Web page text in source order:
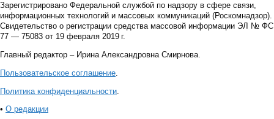
Зарегистрировано Федеральной службой по надзору в сфере связи,
информационных технологий и массовых коммуникаций (Роскомнадзор).
Свидетельство о регистрации средства массовой информации ЭЛ № ФС
77 — 75083 от 19 февраля 2019 г.
Главный редактор – Ирина Александровна Смирнова.
Пользовательское соглашение
Политика конфиденциальности
• О редакции